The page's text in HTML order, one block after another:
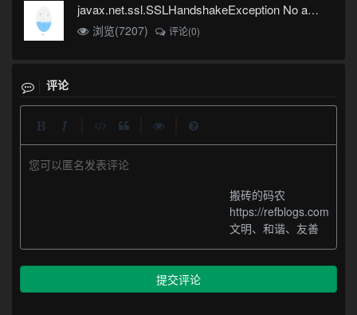
javax.net.ssl.SSLHandshakeException No appropriate protocol (protocol is disabled or cipher suites are inappropriate)错误
浏览(7207)
评论(0)
评论
您可以匿名发表评论
搬砖的码农
https://refblogs.com
文明、和谐、友善
提交评论